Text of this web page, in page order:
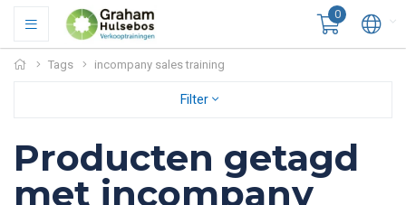
0
Tags incompany sales training
Filter
Producten getagd
met incompany